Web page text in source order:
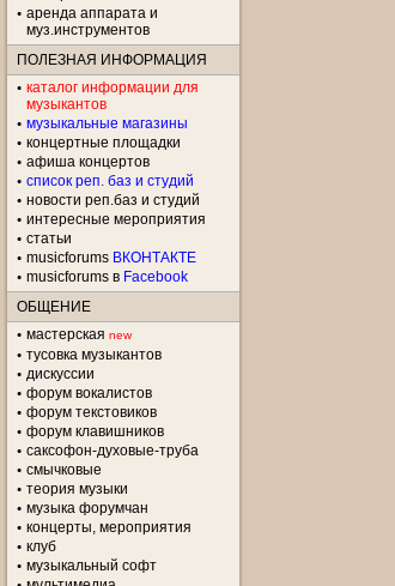
аренда аппарата и
муз.инструментов
ПОЛЕЗНАЯ ИНФОРМАЦИЯ
каталог информации для
музыкантов
музыкальные магазины
концертные площадки
aфиша концертов
список реп. баз и студий
новости реп.баз и студий
интересные мероприятия
статьи
musicforums ВКОНТАКТЕ
musicforums в Facebook
ОБЩЕНИЕ
мастерская new
тусовка музыкантов
дискуссии
форум вокалистов
форум текстовиков
форум клавишников
саксофон-духовые-труба
смычковые
теория музыки
музыка форумчан
концерты, мероприятия
клуб
музыкальный софт